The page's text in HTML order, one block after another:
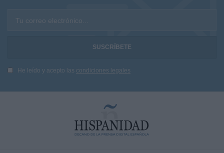
Tu correo electrónico...
He leído y acepto las condiciones legales